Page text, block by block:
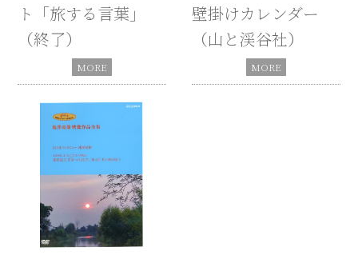
ト「旅する言葉」
（終了）
壁掛けカレンダー
（山と渓谷社）